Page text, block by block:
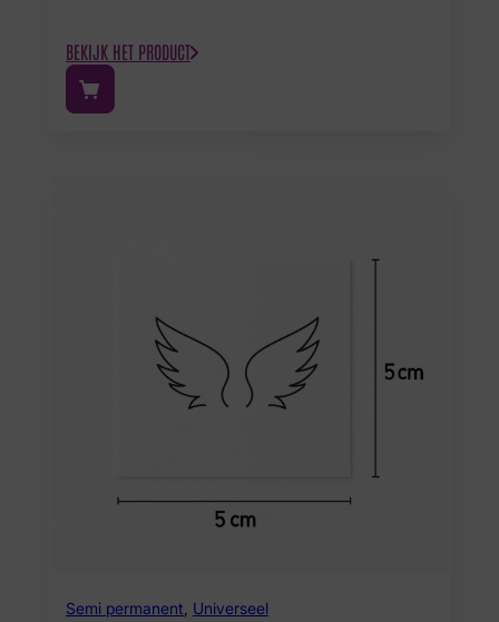
BEKIJK HET PRODUCT
Semi permanent Universeel